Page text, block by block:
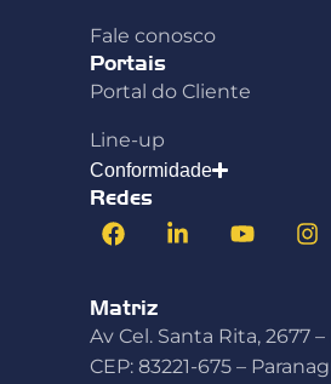
Fale conosco
Portais
Portal do Cliente
Line-up
Conformidade
Redes
Matriz
Av Cel. Santa Rita, 2677
CEP: 83221-675 –